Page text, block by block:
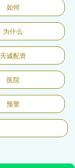
如何
为什么
天诚配资
医院
预警